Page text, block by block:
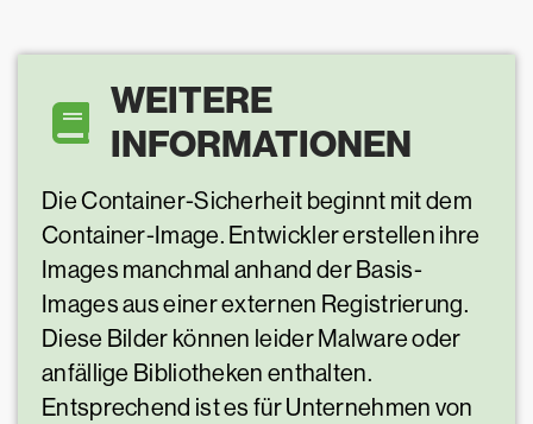
WEITERE
INFORMATIONEN
Die Container-Sicherheit beginnt mit dem
Container-Image. Entwickler erstellen ihre
Images manchmal anhand der Basis-
Images aus einer externen Registrierung.
Diese Bilder können leider Malware oder
anfällige Bibliotheken enthalten.
Entsprechend ist es für Unternehmen von